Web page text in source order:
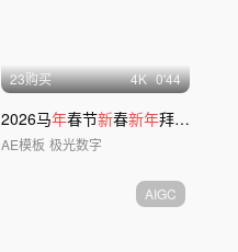
年味除夕年夜饭
23购买 4K 0'44
2026马年春节新春新年拜年
AE模板 极光数字
AIGC